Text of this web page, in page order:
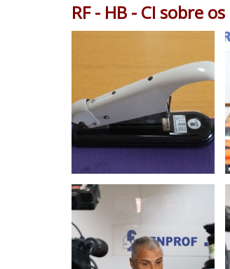
RF - HB - CI sobre